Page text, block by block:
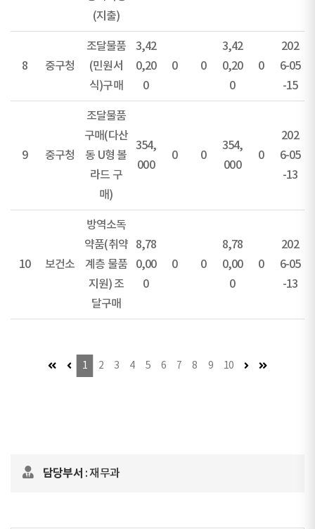
(지출)
8 중구청
조달물품
(민원서
식)구매
3,42
0,20
0
0 0
3,42
0,20
0
0
202
6-05
-15
9 중구청
조달물품
구매(다산
동 U형 볼
라드 구
매)
354,
000
0 0
354,
000
0
202
6-05
-13
10 보건소
방역소독
약품(취약
계층 물품
지원) 조
달구매
8,78
0,00
0
0 0
8,78
0,00
0
0
202
6-05
-13
첫 페이지 (이동불가)
이전 페이지 (이동불가)
1 2 3 4 5 6 7 8 9 10 다음 페이지마지막 페이
담당부서 : 재무과